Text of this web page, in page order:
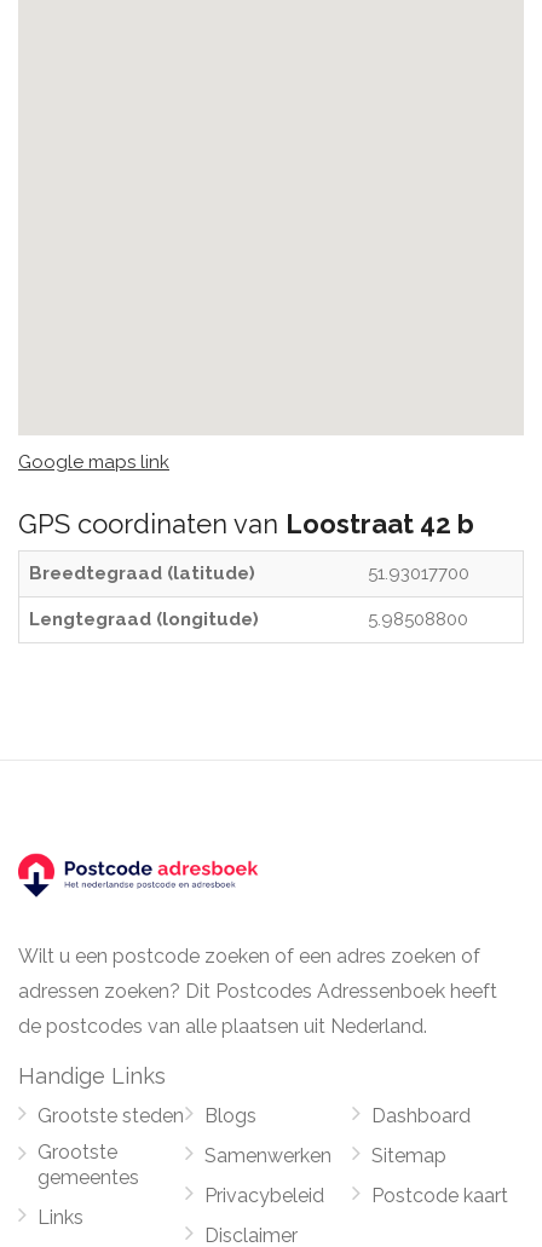
Google maps link
GPS coordinaten van Loostraat 42 b
Breedtegraad (latitude) 51.93017700
Lengtegraad (longitude) 5.98508800
Wilt u een postcode zoeken of een adres zoeken of
adressen zoeken? Dit Postcodes Adressenboek heeft
de postcodes van alle plaatsen uit Nederland.
Handige Links
Grootste steden
Grootste
gemeentes
Links
Blogs
Samenwerken
Privacybeleid
Disclaimer
Dashboard
Sitemap
Postcode kaart